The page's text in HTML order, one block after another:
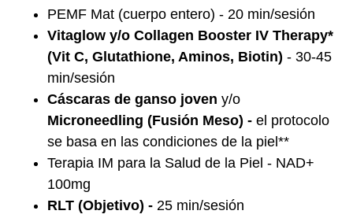
PEMF Mat (cuerpo entero) - 20 min/sesión
Vitaglow y/o Collagen Booster IV Therapy*
(Vit C, Glutathione, Aminos, Biotin) - 30-45
min/sesión
Cáscaras de ganso joven y/o
Microneedling (Fusión Meso) - el protocolo
se basa en las condiciones de la piel**
Terapia IM para la Salud de la Piel - NAD+
100mg
RLT (Objetivo) - 25 min/sesión